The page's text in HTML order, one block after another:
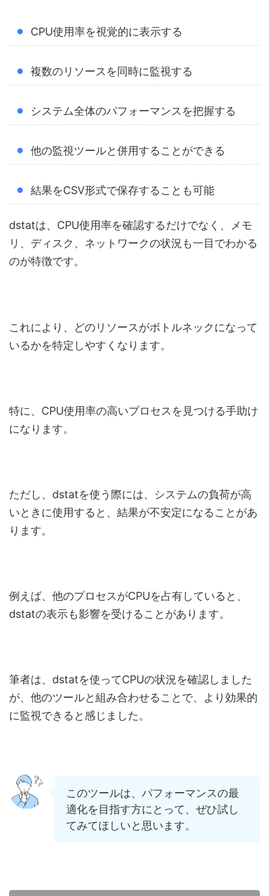
CPU使用率を視覚的に表示する
複数のリソースを同時に監視する
システム全体のパフォーマンスを把握する
他の監視ツールと併用することができる
結果をCSV形式で保存することも可能
dstatは、CPU使用率を確認するだけでなく、メモ
リ、ディスク、ネットワークの状況も一目でわかる
のが特徴です。
これにより、どのリソースがボトルネックになって
いるかを特定しやすくなります。
特に、CPU使用率の高いプロセスを見つける手助け
になります。
ただし、dstatを使う際には、システムの負荷が高
いときに使用すると、結果が不安定になることがあ
ります。
例えば、他のプロセスがCPUを占有していると、
dstatの表示も影響を受けることがあります。
筆者は、dstatを使ってCPUの状況を確認しました
が、他のツールと組み合わせることで、より効果的
に監視できると感じました。
このツールは、パフォーマンスの最
適化を目指す方にとって、ぜひ試し
てみてほしいと思います。